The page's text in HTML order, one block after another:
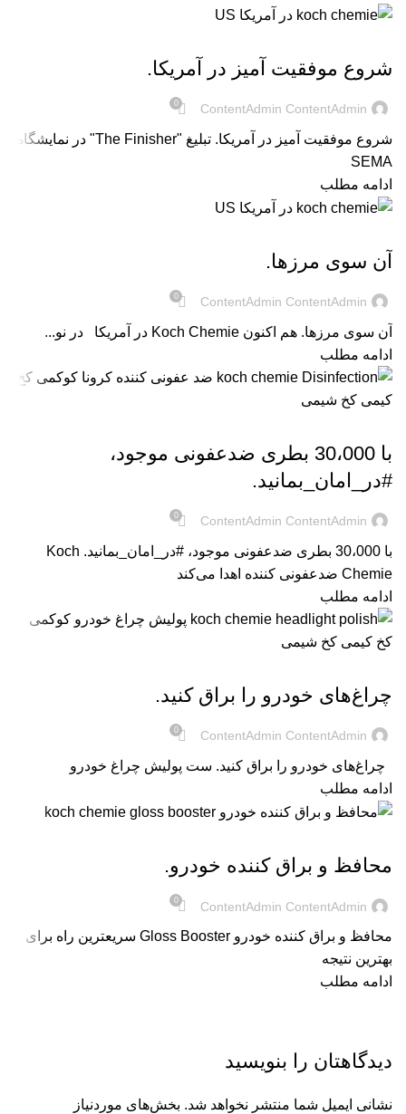
شروع موفقیت آمیز در آمریکا.
ContentAdmin ContentAdmin
0
شروع موفقیت آمیز در آمریکا. تبلیغ "The Finisher" در نمایشگاه
SEMA
ادامه مطلب
آن سوی مرزها.
ContentAdmin ContentAdmin
0
آن سوی مرزها. هم اکنون Koch Chemie در آمریکا در نو...
ادامه مطلب
با 30،000 بطری ضدعفونی موجود،
#در_امان_بمانید.
ContentAdmin ContentAdmin
0
با 30،000 بطری ضدعفونی موجود، #در_امان_بمانید. Koch
Chemie ضدعفونی کننده اهدا می‌کند
ادامه مطلب
چراغ‌های خودرو را براق کنید.
ContentAdmin ContentAdmin
0
چراغ‌های خودرو را براق کنید. ست پولیش چراغ خودرو
ادامه مطلب
محافظ و براق کننده خودرو.
ContentAdmin ContentAdmin
0
محافظ و براق کننده خودرو Gloss Booster سریعترین راه برای
بهترین نتیجه
ادامه مطلب
دیدگاهتان را بنویسید
نشانی ایمیل شما منتشر نخواهد شد. بخش‌های موردنیاز